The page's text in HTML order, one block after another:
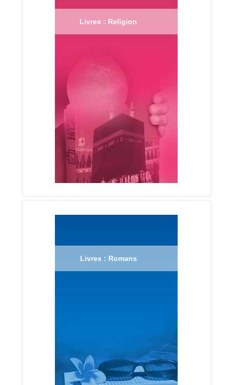
Livres : Religion
Livres : Romans